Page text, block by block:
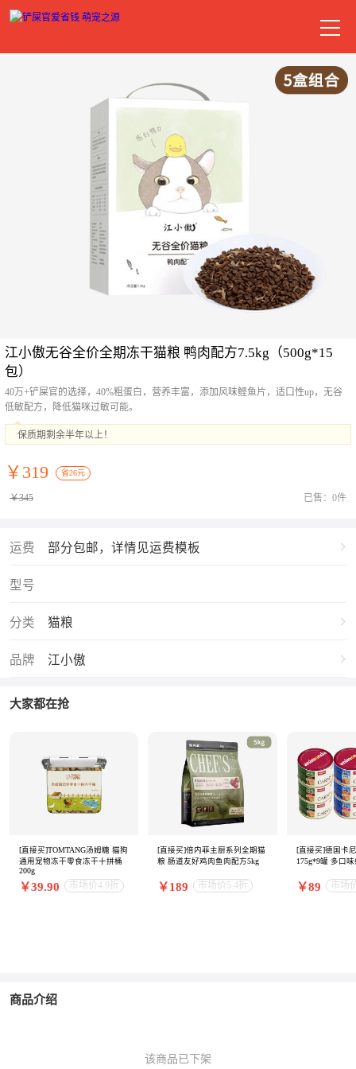
江小傲无谷全价全期冻干猫粮 鸭肉配方7.5kg（500g*15
包）
40万+铲屎官的选择，40%粗蛋白，营养丰富，添加风味鲣鱼片，适口性up，无谷
低敏配方，降低猫咪过敏可能。
保质期剩余半年以上！
￥319 省26元
￥345 已售：0件
运费 部分包邮，详情见运费模板
型号
分类 猫粮
品牌 江小傲
大家都在抢
[直接买]TOMTANG汤姆糖 猫狗
通用宠物冻干零食冻干十拼桶
200g
￥39.90 市场价4.9折
[直接买]倍内菲主厨系列全期猫
粮 肠道友好鸡肉鱼肉配方5kg
￥189 市场价5.4折
[直接买]德国卡
175g*9罐 多口
￥89 市场
商品介绍
该商品已下架